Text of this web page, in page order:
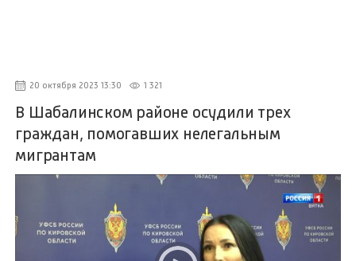
20 октября 2023 13:30 1 321
В Шабалинском районе осудили трех
граждан, помогавших нелегальным
мигрантам